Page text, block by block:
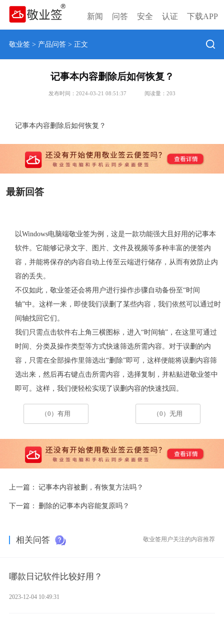
新闻 问答 安全 认证 下载APP
敬业签> 产品问答> 正文
记事本内容删除后如何恢复？
发布时间：2024-03-21 08:51:37 阅读量： 203
记事本内容删除后如何恢复？
最新回答
以Windows电脑端敬业签为例，这是一款功能强大且好用的记事本
软件。它能够记录文字、图片、文件及视频等多种丰富的便签内
容，并能将保存的内容自动上传至云端进行储存，从而有效防止内
容的丢失。
不仅如此，敬业签还会将用户进行操作步骤自动备份至“时间
轴”中。这样一来，即使我们误删了某些内容，我们依然可以通过时
间轴找回它们。
我们只需点击软件右上角三横图标，进入“时间轴”，在这里可通过
时间、分类及操作类型等方式快速筛选所需内容。对于误删的内
容，只需在全部操作里筛选出“删除”即可，这样便能将误删内容筛
选出来，然后再右键点击所需内容，选择复制，并粘贴进敬业签中
即可。这样，我们便轻松实现了误删内容的快速找回。
（0）有用 （0）无用
上一篇： 记事本内容被删，有恢复方法吗？
下一篇： 删除的记事本内容能复原吗？
相关问答 敬业签用户关注的内容推荐
哪款日记软件比较好用？
2023-12-04 10:49:31